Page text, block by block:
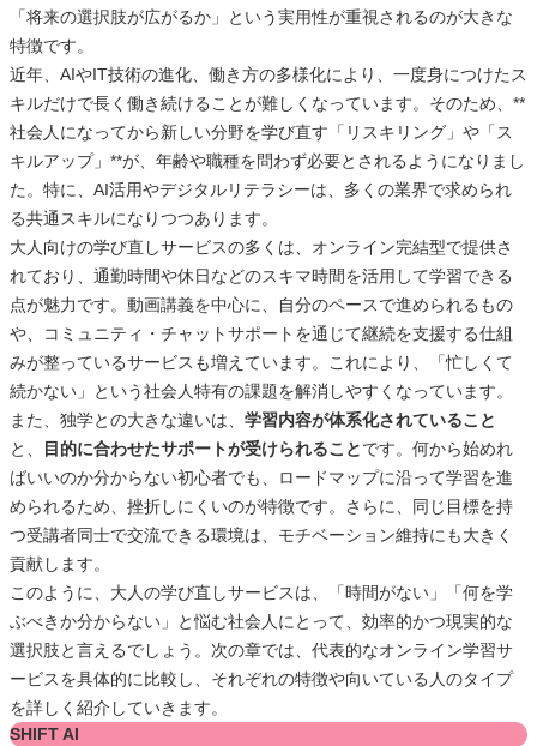
「将来の選択肢が広がるか」という実用性が重視されるのが大きな
特徴です。
近年、AIやIT技術の進化、働き方の多様化により、一度身につけたス
キルだけで長く働き続けることが難しくなっています。そのため、**
社会人になってから新しい分野を学び直す「リスキリング」や「ス
キルアップ」**が、年齢や職種を問わず必要とされるようになりまし
た。特に、AI活用やデジタルリテラシーは、多くの業界で求められ
る共通スキルになりつつあります。
大人向けの学び直しサービスの多くは、オンライン完結型で提供さ
れており、通勤時間や休日などのスキマ時間を活用して学習できる
点が魅力です。動画講義を中心に、自分のペースで進められるもの
や、コミュニティ・チャットサポートを通じて継続を支援する仕組
みが整っているサービスも増えています。これにより、「忙しくて
続かない」という社会人特有の課題を解消しやすくなっています。
また、独学との大きな違いは、 学習内容が体系化されていること
と、
目的に合わせたサポートが受けられることです。何から始めれ
ばいいのか分からない初心者でも、ロードマップに沿って学習を進
められるため、挫折しにくいのが特徴です。さらに、同じ目標を持
つ受講者同士で交流できる環境は、モチベーション維持にも大きく
貢献します。
このように、大人の学び直しサービスは、「時間がない」「何を学
ぶべきか分からない」と悩む社会人にとって、効率的かつ現実的な
選択肢と言えるでしょう。次の章では、代表的なオンライン学習サ
ービスを具体的に比較し、それぞれの特徴や向いている人のタイプ
を詳しく紹介していきます。
SHIFT AI